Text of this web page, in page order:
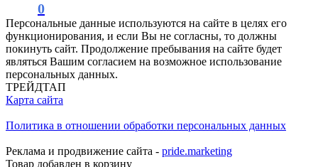
0
Персональные данные используются на сайте в целях его
функционирования, и если Вы не согласны, то должны
покинуть сайт. Продолжение пребывания на сайте будет
являться Вашим согласием на возможное использование
персональных данных.
ТРЕЙДТАП
Карта сайта
Политика в отношении обработки персональных данных
Реклама и продвижение сайта - pride.marketing
Товар добавлен в корзину